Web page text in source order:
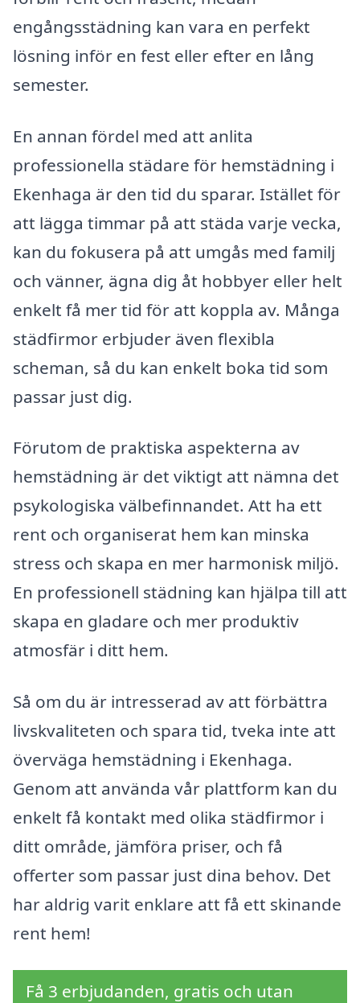
engångsstädning kan vara en perfekt
lösning inför en fest eller efter en lång
semester.
En annan fördel med att anlita
professionella städare för hemstädning i
Ekenhaga är den tid du sparar. Istället för
att lägga timmar på att städa varje vecka,
kan du fokusera på att umgås med familj
och vänner, ägna dig åt hobbyer eller helt
enkelt få mer tid för att koppla av. Många
städfirmor erbjuder även flexibla
scheman, så du kan enkelt boka tid som
passar just dig.
Förutom de praktiska aspekterna av
hemstädning är det viktigt att nämna det
psykologiska välbefinnandet. Att ha ett
rent och organiserat hem kan minska
stress och skapa en mer harmonisk miljö.
En professionell städning kan hjälpa till att
skapa en gladare och mer produktiv
atmosfär i ditt hem.
Så om du är intresserad av att förbättra
livskvaliteten och spara tid, tveka inte att
överväga hemstädning i Ekenhaga.
Genom att använda vår plattform kan du
enkelt få kontakt med olika städfirmor i
ditt område, jämföra priser, och få
offerter som passar just dina behov. Det
har aldrig varit enklare att få ett skinande
rent hem!
Få 3 erbjudanden, gratis och utan